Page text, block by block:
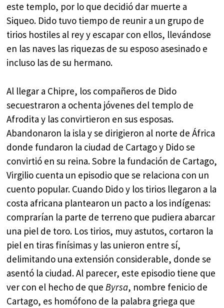
este templo, por lo que decidió dar muerte a
Siqueo. Dido tuvo tiempo de reunir a un grupo de
tirios hostiles al rey y escapar con ellos, llevándose
en las naves las riquezas de su esposo asesinado e
incluso las de su hermano.
Al llegar a Chipre, los compañeros de Dido
secuestraron a ochenta jóvenes del templo de
Afrodita y las convirtieron en sus esposas.
Abandonaron la isla y se dirigieron al norte de África
donde fundaron la ciudad de Cartago y Dido se
convirtió en su reina. Sobre la fundación de Cartago,
Virgilio cuenta un episodio que se relaciona con un
cuento popular. Cuando Dido y los tirios llegaron a la
costa africana plantearon un pacto a los indígenas:
comprarían la parte de terreno que pudiera abarcar
una piel de toro. Los tirios, muy astutos, cortaron la
piel en tiras finísimas y las unieron entre sí,
delimitando una extensión considerable, donde se
asentó la ciudad. Al parecer, este episodio tiene que
ver con el hecho de que Byrsa, nombre fenicio de
Cartago, es homófono de la palabra griega que